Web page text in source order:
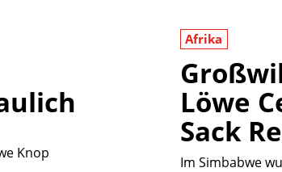
Knop
Afrika
Löwe
Sack
Im Simbabwe